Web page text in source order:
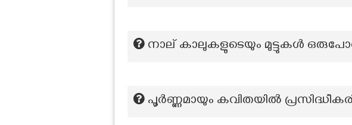
നാല് കാലുകളുടെയും മുട്ടുകൾ
പൂര്‍ണ്ണമായും കവിതയില്‍